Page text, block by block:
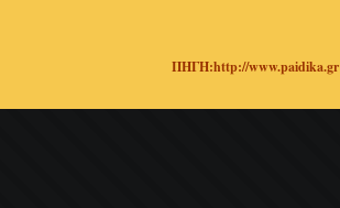
ΠΗΓΗ:http://www.paidika.gr